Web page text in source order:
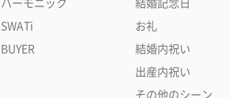
SWATi
BUYER
お礼
結婚内祝い
出産内祝い
その他のシーン